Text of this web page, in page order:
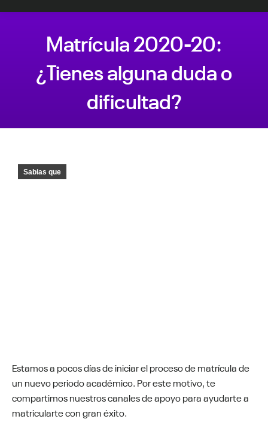
Matrícula 2020-20:
¿Tienes alguna duda o
dificultad?
Sabias que
Estamos a pocos días de iniciar el proceso de matrícula de
un nuevo periodo académico. Por este motivo, te
compartimos nuestros canales de apoyo para ayudarte a
matricularte con gran éxito.